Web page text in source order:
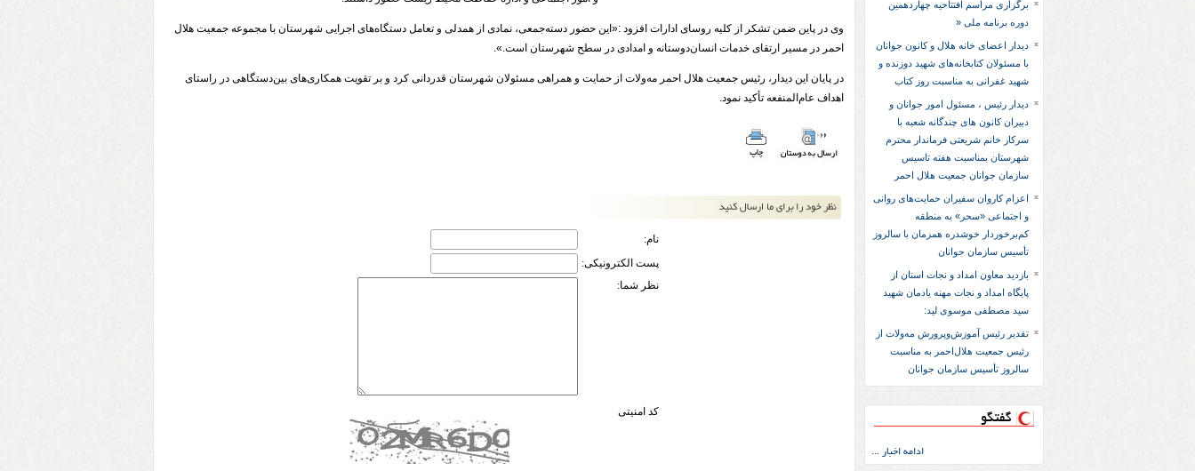
برگزاری مراسم افتتاحیه چهاردهمین
دوره برنامه ملی «
دیدار اعضای خانه هلال و کانون جوانان
با مسئولان کتابخانه‌های شهید دوزنده و
شهید غفرانی به مناسبت روز کتاب
دیدار رئیس ، مسئول امور جوانان و
دبیران کانون های چندگانه شعبه با
سرکار خانم شریعتی فرماندار محترم
شهرستان بمناسبت هفته تاسیس
سازمان جوانان جمعیت هلال احمر
اعزام کاروان سفیران حمایت‌های روانی
و اجتماعی «سحر» به منطقه
کم‌برخوردار خوشدره همزمان با سالروز
تأسیس سازمان جوانان
بازدید معاون امداد و نجات استان از
پایگاه امداد و نجات مهنه یادمان شهید
سید مصطفی موسوی لید:
تقدیر رئیس آموزش‌وپرورش مه‌ولات از
رئیس جمعیت هلال‌احمر به مناسبت
سالروز تأسیس سازمان جوانان
گفتگو
ادامه اخبار ...
وی در پاین ضمن تشکر از کلیه روسای ادارات افزود :«این حضور دسته‌جمعی، نمادی از همدلی و تعامل دستگاه‌های اجرایی شهرستان با مجموعه جمعیت هلال
احمر در مسیر ارتقای خدمات انسان‌دوستانه و امدادی در سطح شهرستان است.».
در پایان این دیدار، رئیس جمعیت هلال احمر مه‌ولات از حمایت و همراهی مسئولان شهرستان قدردانی کرد و بر تقویت همکاری‌های بین‌دستگاهی در راستای
اهداف عام‌المنفعه تأکید نمود.
نام:
پست الکترونیکی:
نظر شما:
کد امنیتی